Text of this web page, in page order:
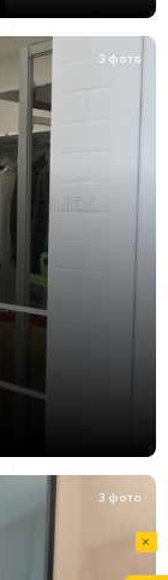
3 фото
3 фото